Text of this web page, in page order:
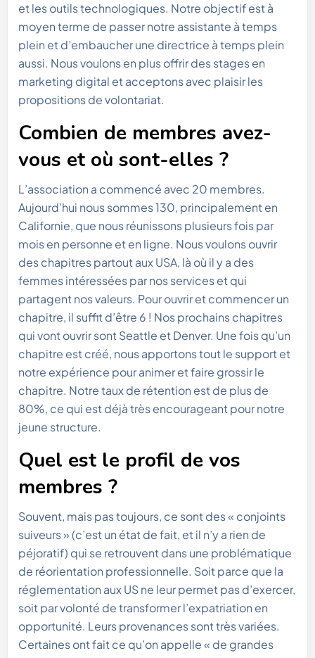
et les outils technologiques. Notre objectif est à
moyen terme de passer notre assistante à temps
plein et d’embaucher une directrice à temps plein
aussi. Nous voulons en plus offrir des stages en
marketing digital et acceptons avec plaisir les
propositions de volontariat.
Combien de membres avez-
vous et où sont-elles ?
L’association a commencé avec 20 membres.
Aujourd’hui nous sommes 130, principalement en
Californie, que nous réunissons plusieurs fois par
mois en personne et en ligne. Nous voulons ouvrir
des chapitres partout aux USA, là où il y a des
femmes intéressées par nos services et qui
partagent nos valeurs. Pour ouvrir et commencer un
chapitre, il suffit d’être 6 ! Nos prochains chapitres
qui vont ouvrir sont Seattle et Denver. Une fois qu’un
chapitre est créé, nous apportons tout le support et
notre expérience pour animer et faire grossir le
chapitre. Notre taux de rétention est de plus de
80%, ce qui est déjà très encourageant pour notre
jeune structure.
Quel est le profil de vos
membres ?
Souvent, mais pas toujours, ce sont des « conjoints
suiveurs » (c’est un état de fait, et il n’y a rien de
péjoratif) qui se retrouvent dans une problématique
de réorientation professionnelle. Soit parce que la
réglementation aux US ne leur permet pas d’exercer,
soit par volonté de transformer l’expatriation en
opportunité. Leurs provenances sont très variées.
Certaines ont fait ce qu’on appelle « de grandes